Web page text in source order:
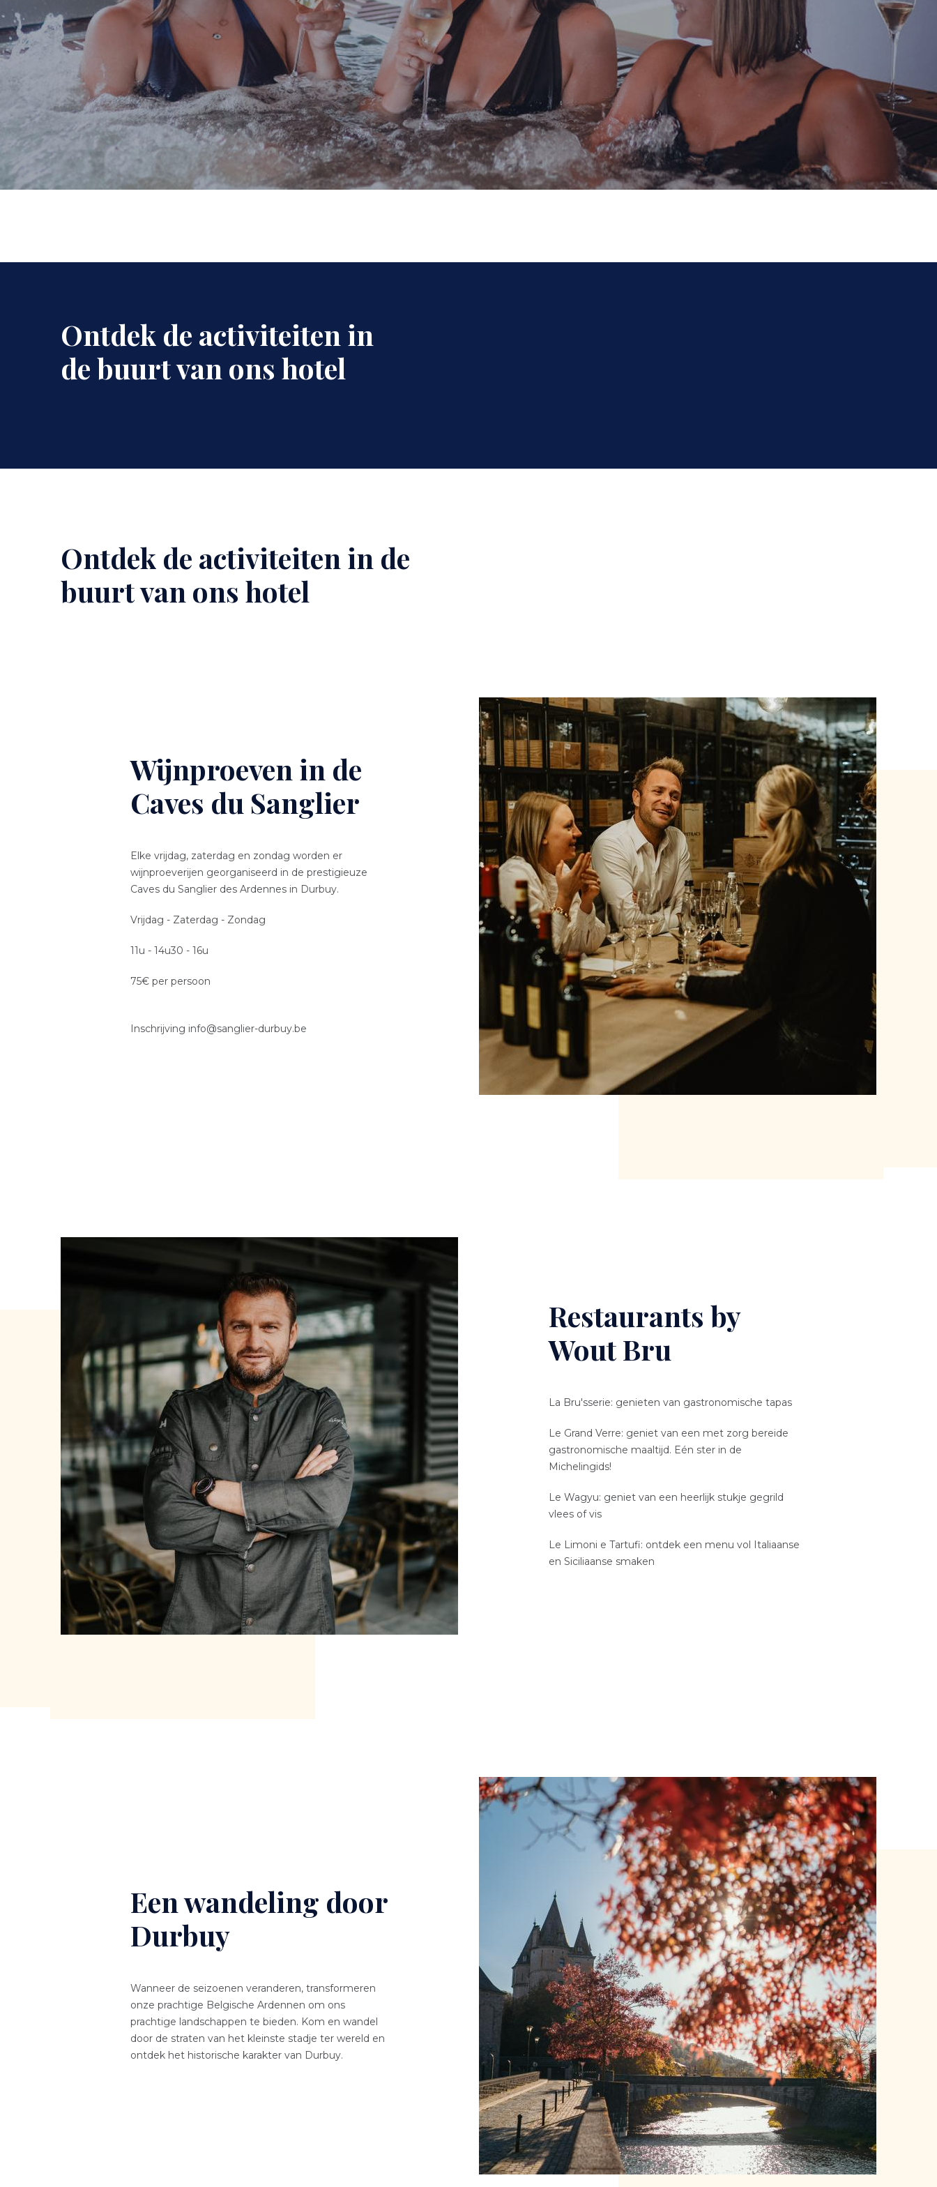
Ontdek de activiteiten in
de buurt van ons hotel
Content
Ontdek de activiteiten in de
buurt van ons hotel
Wijnproeven in de
Caves du Sanglier
Elke vrijdag, zaterdag en zondag worden er
wijnproeverijen georganiseerd in de prestigieuze
Caves du Sanglier des Ardennes in Durbuy.
Vrijdag - Zaterdag - Zondag
11u - 14u30 - 16u
75€ per persoon
Inschrijving info@sanglier-durbuy.be
Image
Restaurants by
Wout Bru
La Bru'sserie: genieten van gastronomische tapas
Le Grand Verre: geniet van een met zorg bereide
gastronomische maaltijd. Eén ster in de
Michelingids!
Le Wagyu: geniet van een heerlijk stukje gegrild
vlees of vis
Le Limoni e Tartufi: ontdek een menu vol Italiaanse
en Siciliaanse smaken
Een wandeling door
Durbuy
Wanneer de seizoenen veranderen, transformeren
onze prachtige Belgische Ardennen om ons
prachtige landschappen te bieden. Kom en wandel
door de straten van het kleinste stadje ter wereld en
ontdek het historische karakter van Durbuy.
Image